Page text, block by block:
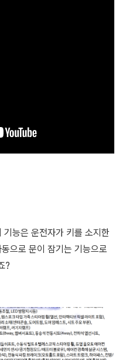
기능은 운전자가 키를 소지한
으로 문이 잠기는 기능으로
?